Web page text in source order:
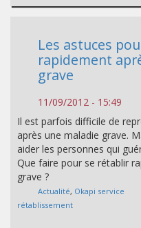
Les astuces
rapidement
grave
11/09/2012 - 15:49
Il est parfois difficile de
après une maladie grave.
aider les personnes qui
Que faire pour se rétablir
grave ?
Actualité, Okapi service
rétablissement